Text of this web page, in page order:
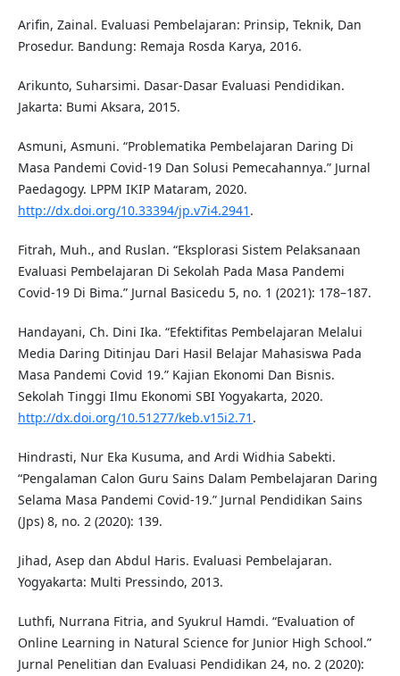
Arifin, Zainal. Evaluasi Pembelajaran: Prinsip, Teknik, Dan
Prosedur. Bandung: Remaja Rosda Karya, 2016.
Arikunto, Suharsimi. Dasar-Dasar Evaluasi Pendidikan.
Jakarta: Bumi Aksara, 2015.
Asmuni, Asmuni. “Problematika Pembelajaran Daring Di
Masa Pandemi Covid-19 Dan Solusi Pemecahannya.” Jurnal
Paedagogy. LPPM IKIP Mataram, 2020.
http://dx.doi.org/10.33394/jp.v7i4.2941 .
Fitrah, Muh., and Ruslan. “Eksplorasi Sistem Pelaksanaan
Evaluasi Pembelajaran Di Sekolah Pada Masa Pandemi
Covid-19 Di Bima.” Jurnal Basicedu 5, no. 1 (2021): 178–187.
Handayani, Ch. Dini Ika. “Efektifitas Pembelajaran Melalui
Media Daring Ditinjau Dari Hasil Belajar Mahasiswa Pada
Masa Pandemi Covid 19.” Kajian Ekonomi Dan Bisnis.
Sekolah Tinggi Ilmu Ekonomi SBI Yogyakarta, 2020.
http://dx.doi.org/10.51277/keb.v15i2.71 .
Hindrasti, Nur Eka Kusuma, and Ardi Widhia Sabekti.
“Pengalaman Calon Guru Sains Dalam Pembelajaran Daring
Selama Masa Pandemi Covid-19.” Jurnal Pendidikan Sains
(Jps) 8, no. 2 (2020): 139.
Jihad, Asep dan Abdul Haris. Evaluasi Pembelajaran.
Yogyakarta: Multi Pressindo, 2013.
Luthfi, Nurrana Fitria, and Syukrul Hamdi. “Evaluation of
Online Learning in Natural Science for Junior High School.”
Jurnal Penelitian dan Evaluasi Pendidikan 24, no. 2 (2020):